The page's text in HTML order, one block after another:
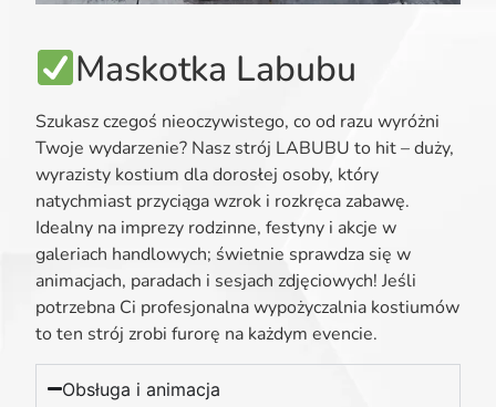
Maskotka Labubu
Szukasz czegoś nieoczywistego, co od razu wyróżni
Twoje wydarzenie? Nasz strój LABUBU to hit – duży,
wyrazisty kostium dla dorosłej osoby, który
natychmiast przyciąga wzrok i rozkręca zabawę.
Idealny na imprezy rodzinne, festyny i akcje w
galeriach handlowych; świetnie sprawdza się w
animacjach, paradach i sesjach zdjęciowych! Jeśli
potrzebna Ci profesjonalna wypożyczalnia kostiumów
to ten strój zrobi furorę na każdym evencie.
Obsługa i animacja